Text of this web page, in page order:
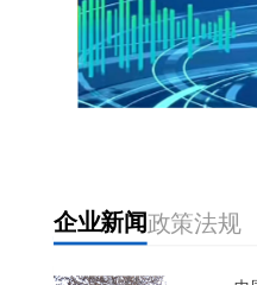
企业新闻 政策法
中
企业新闻政策法规